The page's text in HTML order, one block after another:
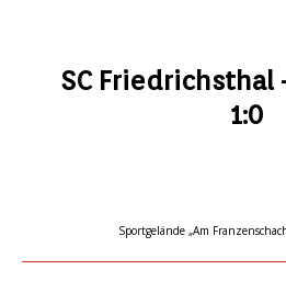
SC Friedrichsthal
1:0
Sportgelände „Am